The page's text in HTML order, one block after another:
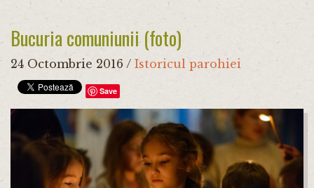
Bucuria comuniunii (foto)
24 Octombrie 2016 / Istoricul parohiei
Save